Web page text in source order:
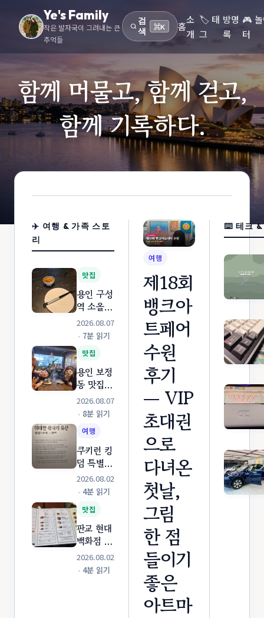
Ye's Family
작은 발자국이 그려내는 큰
추억들
검
색
⌘K 홈
소
개
🏷️ 태
그
방명
록
🎮
터
함께 머물고, 함께 걷고,
함께 기록하다.
✈️ 여행 & 가족 스토
리
맛집
용인 구성
역 소올밤
— 아이들
학원 간
사이, 부
부 둘이
걸어서 다
녀온 동네
요리주점
2026.08.07
• 7분 읽기
맛집
용인 보정
동 맛집
러스틱스
모크하우
스! BBQ
플래터 +
빼쉐 파스
타 온 가
족 외식
후기
2026.08.07
• 8분 읽기
여행
쿠키런 킹
덤 특별전
후기! 판교
현대백화
점 무료
전람회 &
체험 팝업
스토어
(네이버
예약/전
통 공예)
2026.08.02
• 4분 읽기
맛집
판교 현대
백화점 맛
집 호우섬
후기! 딤섬
부터 쯔란
2026.08.02
• 4분 읽기
여행
제18회
뱅크아
트페어
수원
후기
— VIP
초대권
으로
다녀온
첫날,
그림
한 점
들이기
좋은
아트마
⌨️ 테크 &
🔍 검색어를 입력하면 실시간으로 글을 찾습니다...
선택Esc 닫기 48개 포스팅 검색 가능